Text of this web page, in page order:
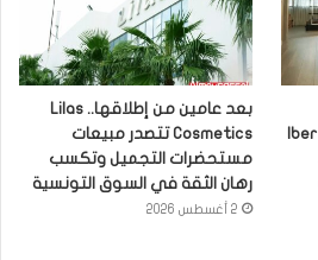
بعد عامين من إطلاقها.. Lilas
Cosmetics تتصدر مبيعات
مستحضرات التجميل وتكسب
رهان الثقة في السوق التونسية
2 أغسطس 2026